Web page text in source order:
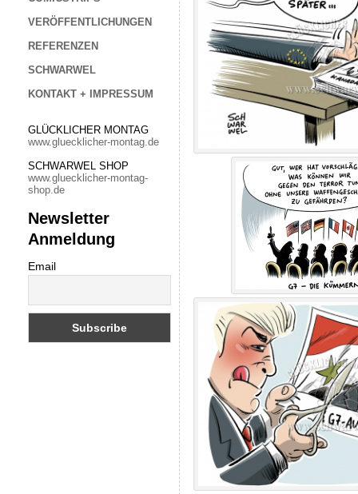
VERÖFFENTLICHUNGEN
REFERENZEN
SCHWARWEL
KONTAKT + IMPRESSUM
GLÜCKLICHER MONTAG
www.gluecklicher-montag.de
SCHWARWEL SHOP
www.gluecklicher-montag-
shop.de
Newsletter
Anmeldung
Email